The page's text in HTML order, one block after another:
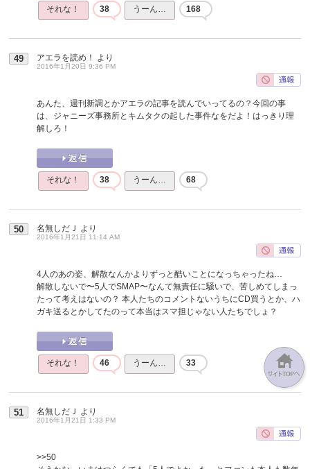
それな！ 38 うーん… 168
49 アエラを読め！ より
2016年1月20日 9:36 PM
あんた、週刊新調とかアエラの記事を読んでいってるの？今回の事
は、ジャニーズ事務所とキムタクの起した事件なをだよ！はっきり理
解しろ！
それな！ 38 うーん… 68
50 名無しだＪ より
2016年1月21日 11:14 AM
4人のあの姿、解散なんかよりずっと酷いことになっちゃったね…
解散しないで〜5人でSMAP〜なんて無責任に騒いで、苦しめてしまっ
たって考えはないの？ 本人たちのコメントないうちにCD買うとか、ハ
ガキ送るとかしてたのって本当はスマ担じゃない人たちでしょ？
それな！ 46 うーん… 33
51 名無しだＪ より
2016年1月21日 1:33 PM
>>50